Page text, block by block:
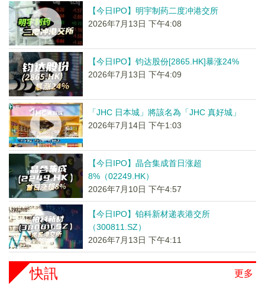
【今日IPO】明宇制药二度冲港交所
2026年7月13日 下午4:08
【今日IPO】钧达股份[2865.HK]暴涨24%
2026年7月13日 下午4:09
「JHC 日本城」將該名為「JHC 真好城」
2026年7月14日 下午1:03
【今日IPO】晶合集成首日涨超
8%（02249.HK）
2026年7月10日 下午4:57
【今日IPO】铂科新材递表港交所
（300811.SZ）
2026年7月13日 下午4:11
更多
快訊